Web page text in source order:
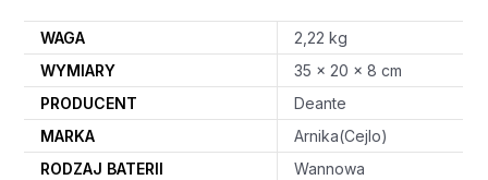
WAGA
2,22 kg
WYMIARY
35 × 20 × 8 cm
PRODUCENT
Deante
MARKA
Arnika(Cejlo)
RODZAJ BATERII
Wannowa